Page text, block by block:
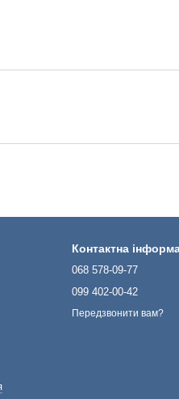
Контактна
068 578-09-77
099 402-00-42
Передзвонити вам?